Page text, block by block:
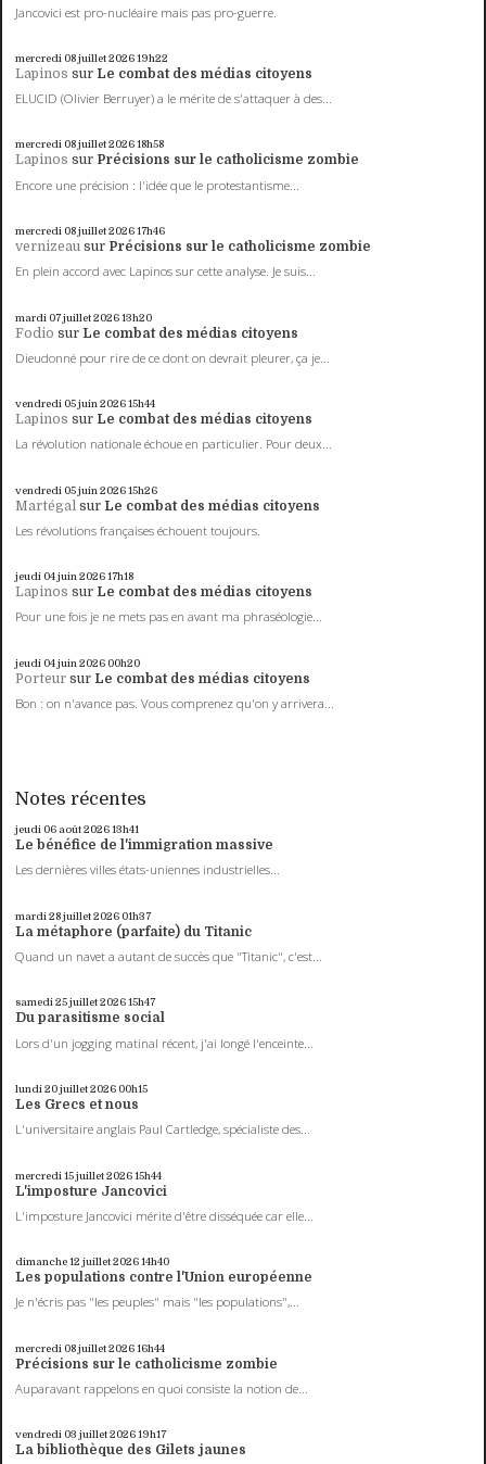
Jancovici est pro-nucléaire mais pas pro-guerre.
mercredi 08juillet 202619h22
Lapinos sur Le combat des médias citoyens
ELUCID (Olivier Berruyer) a le mérite de s'attaquer à des...
mercredi 08juillet 202618h58
Lapinos sur Précisions sur le catholicisme zombie
Encore une précision : l'idée que le protestantisme...
mercredi 08juillet 202617h46
vernizeau sur Précisions sur le catholicisme zombie
En plein accord avec Lapinos sur cette analyse. Je suis...
mardi 07juillet 202613h20
Fodio sur Le combat des médias citoyens
Dieudonné pour rire de ce dont on devrait pleurer, ça je...
vendredi 05juin 202615h44
Lapinos sur Le combat des médias citoyens
La révolution nationale échoue en particulier. Pour deux...
vendredi 05juin 202615h26
Martégal sur Le combat des médias citoyens
Les révolutions françaises échouent toujours.
jeudi 04juin 202617h18
Lapinos sur Le combat des médias citoyens
Pour une fois je ne mets pas en avant ma phraséologie...
jeudi 04juin 2026 00h20
Porteur sur Le combat des médias citoyens
Bon : on n'avance pas. Vous comprenez qu'on y arrivera...
Notes récentes
jeudi 06 août 202613h41
Le bénéfice de l'immigration massive
Les dernières villes états-uniennes industrielles...
mardi 28juillet 2026 01h37
La métaphore (parfaite) du Titanic
Quand un navet a autant de succès que "Titanic", c'est...
samedi 25juillet 202615h47
Du parasitisme social
Lors d'un jogging matinal récent, j'ai longé l'enceinte...
lundi 20juillet 2026 00h15
Les Grecs et nous
L'universitaire anglais Paul Cartledge, spécialiste des...
mercredi 15juillet 202615h44
L'imposture Jancovici
L'imposture Jancovici mérite d'être disséquée car elle...
dimanche 12 juillet 202614h40
Les populations contre l'Union européenne
Je n'écris pas "les peuples" mais "les populations",...
mercredi 08juillet 202616h44
Précisions sur le catholicisme zombie
Auparavant rappelons en quoi consiste la notion de...
vendredi 03 juillet 202619h17
La bibliothèque des Gilets jaunes